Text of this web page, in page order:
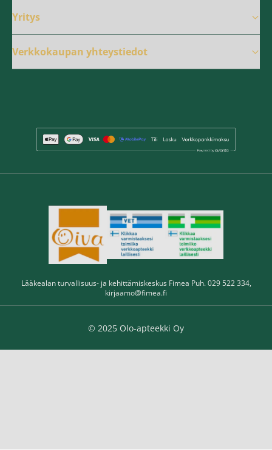
Yritys
Verkkokaupan yhteystiedot
Lääkealan turvallisuus- ja kehittämiskeskus Fimea Puh. 029 522 334,
kirjaamo@fimea.fi
© 2025 Olo-apteekki Oy